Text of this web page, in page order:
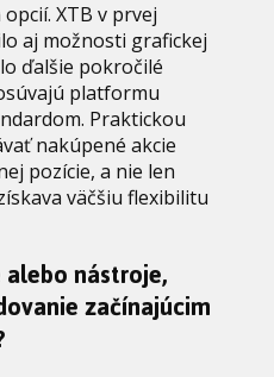
XTB v prvej
aj možnosti grafickej
ďalšie pokročilé
platformu
Praktickou
nakúpené akcie
pozície, a nie len
väčšiu flexibilitu
nástroje,
začínajúcim